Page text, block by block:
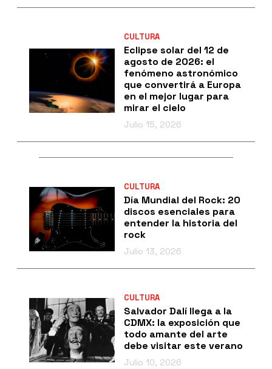
CULTURA
Eclipse solar del 12 de
agosto de 2026: el
fenómeno astronómico
que convertirá a Europa
en el mejor lugar para
mirar el cielo
Julio 15, 2026
CULTURA
Día Mundial del Rock: 20
discos esenciales para
entender la historia del
rock
Julio 13, 2026
CULTURA
Salvador Dalí llega a la
CDMX: la exposición que
todo amante del arte
debe visitar este verano
Julio 10, 2026